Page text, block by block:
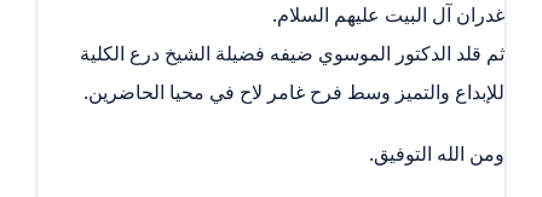
غدران آل البيت عليهم السلام.
ثم قلد الدكتور الموسوي ضيفه فضيلة الشيخ درع الكلية
للإبداع والتميز وسط فرح غامر لاح في محيا الحاضرين.
ومن الله التوفيق.